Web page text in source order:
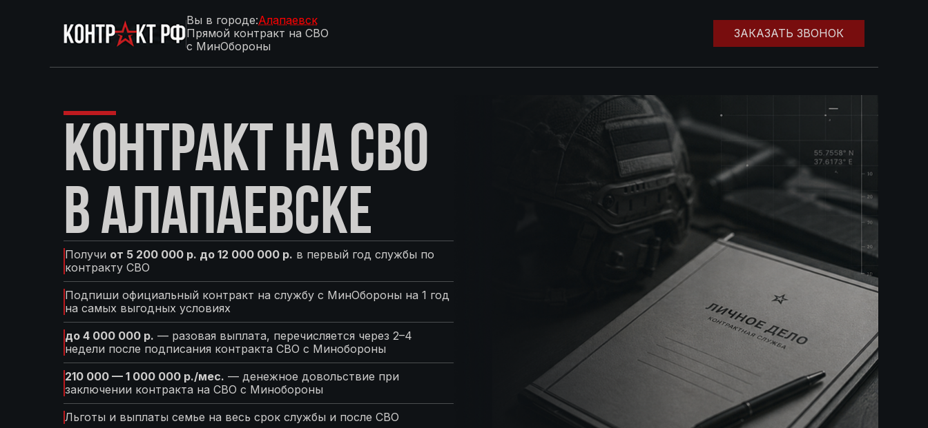
Вы в городе:Алапаевск
Прямой контракт на СВО
с МинОбороны
ЗАКАЗАТЬ ЗВОНОК
КОНТРАКТ НА СВО
В АЛАПАЕВСКЕ
Получи от 5 200 000 р. до 12 000 000 р. в первый год службы по
контракту СВО
Подпиши официальный контракт на службу с МинОбороны на 1 год
на самых выгодных условиях
до 4 000 000 р. — разовая выплата, перечисляется через 2–4
недели после подписания контракта СВО с Минобороны
210 000 — 1 000 000 р./мес. — денежное довольствие при
заключении контракта на СВО с Минобороны
Льготы и выплаты семье на весь срок службы и после СВО